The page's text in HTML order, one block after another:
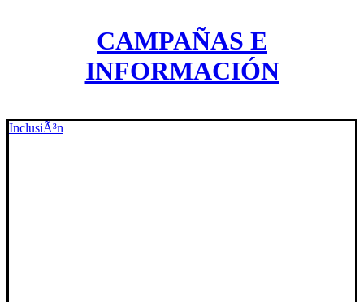
CAMPAÑAS E
INFORMACIÓN
InclusiÃ³n